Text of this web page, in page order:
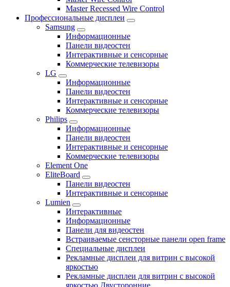
Master Recessed Wire Control
Профессиональные дисплеи
Samsung
Информационные
Панели видеостен
Интерактивные и сенсорные
Коммерческие телевизоры
LG
Информационные
Панели видеостен
Интерактивные и сенсорные
Коммерческие телевизоры
Philips
Информационные
Панели видеостен
Интерактивные и сенсорные
Коммерческие телевизоры
Element One
EliteBoard
Панели видеостен
Интерактивные и сенсорные
Lumien
Интерактивные
Информационные
Панели для видеостен
Встраиваемые сенсторные панели open frame
Специальные дисплеи
Рекламные дисплеи для витрин с высокой
яркостью
Рекламные дисплеи для витрин с высокой